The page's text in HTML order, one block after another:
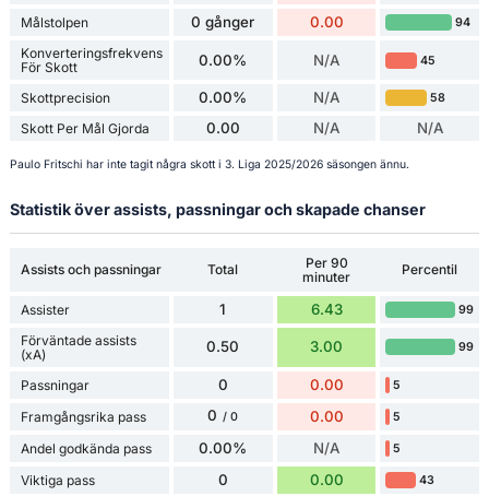
Målstolpen 0 gånger 0.00 94
Konverteringsfrekvens
För Skott
0.00% N/A 45
Skottprecision 0.00% N/A 58
Skott Per Mål Gjorda 0.00 N/A N/A
Paulo Fritschi har inte tagit några skott i 3. Liga 2025/2026 säsongen ännu.
Statistik över assists, passningar och skapade chanser
Assists och passningar Total
Per 90
minuter
Percentil
Assister 1 6.43 99
Förväntade assists
(xA)
0.50 3.00 99
Passningar 0 0.00 5
Framgångsrika pass 0 / 0 0.00 5
Andel godkända pass 0.00% N/A 5
Viktiga pass 0 0.00 43